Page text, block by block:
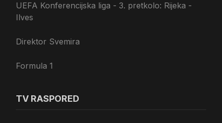
UEFA Konferencijska liga - 3. pretkolo: Rijeka -
Ilves
Direktor Svemira
Formula 1
TV RASPORED